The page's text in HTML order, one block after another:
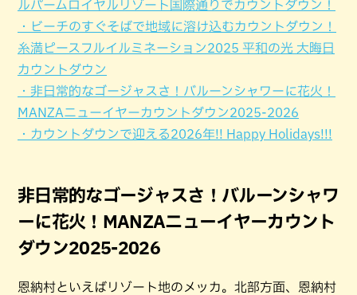
ルパームロイヤルリゾート国際通りでカウントダウン！
・ビーチのすぐそばで地域に溶け込むカウントダウン！
糸満ピースフルイルミネーション2025 平和の光 大晦日
カウントダウン
・非日常的なゴージャスさ！バルーンシャワーに花火！
MANZAニューイヤーカウントダウン2025-2026
・カウントダウンで迎える2026年!! Happy Holidays!!!
非日常的なゴージャスさ！バルーンシャワ
ーに花火！MANZAニューイヤーカウント
ダウン2025-2026
恩納村といえばリゾート地のメッカ。北部方面、恩納村